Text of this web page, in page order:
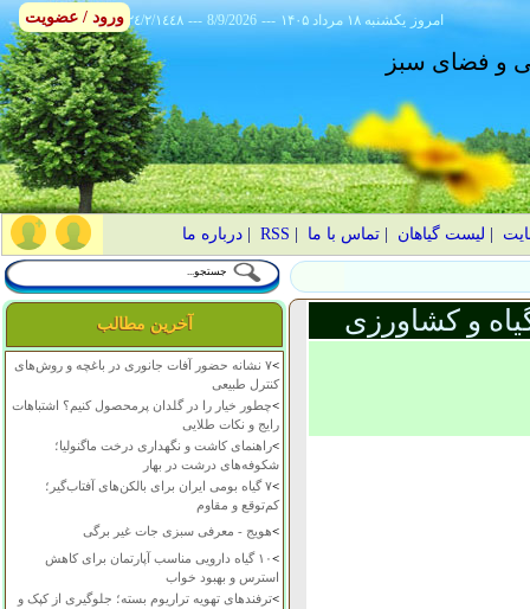
٢٤/٢/١٤٤٨ --- 8/9/2026 --- ۱۴۰۵ يکشنبه ۱۸ مرداد امروز
و فضای سبز
لیست گیاهان |تماس با ما RSS
|درباره ما
آخرین مطالب
>
۷ نشانه حضور آفات جانوری در باغچه و روش‌های
کنترل طبیعی
>چطور خیار را در گلدان پرمحصول کنیم؟ اشتباهات
رایج و نکات طلایی
>راهنمای کاشت و نگهداری درخت ماگنولیا؛
شکوفه‌های درشت در بهار
>
۷ گیاه بومی ایران برای بالکن‌های آفتاب‌گیر؛
کم‌توقع و مقاوم
>هویج - معرفی سبزی جات غیر برگی
>
۱۰ گیاه دارویی مناسب آپارتمان برای کاهش
استرس و بهبود خواب
>ترفندهای تهویه تراریوم بسته؛ جلوگیری از کپک و
و کشاورزی
ورود / عضویت